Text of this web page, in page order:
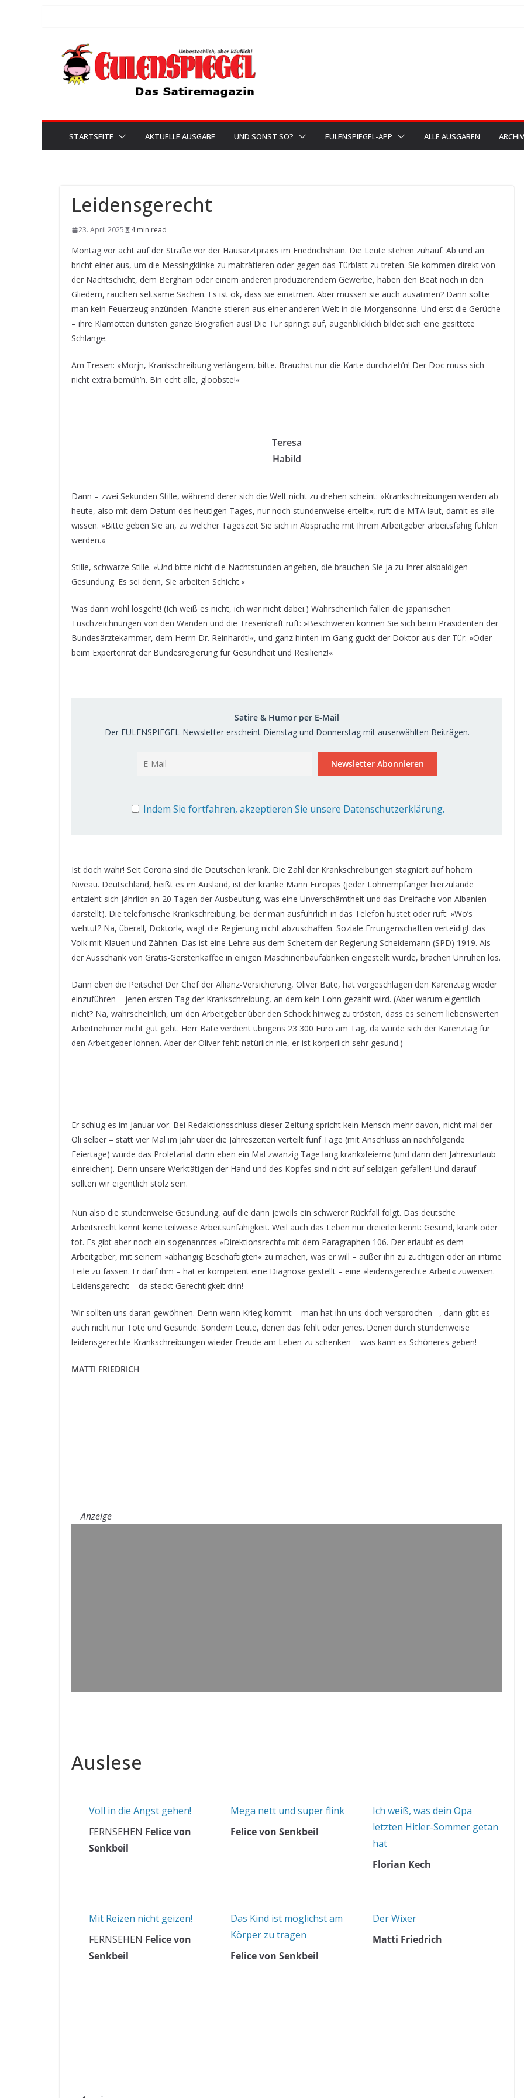
springen
STARTSEITE AKTUELLE AUSGABE UND SONST SO? EULENSPIEGEL-APP ALLE AUSGABEN ARCHIV
Leidensgerecht
23. April 2025 4 min read
Montag vor acht auf der Straße vor der Hausarztpraxis im Friedrichshain. Die Leute stehen zuhauf. Ab und an
bricht einer aus, um die Messingklinke zu malträtieren oder gegen das Türblatt zu treten. Sie kommen direkt von
der Nachtschicht, dem Berghain oder einem anderen produzierendem Gewerbe, haben den Beat noch in den
Gliedern, rauchen seltsame Sachen. Es ist ok, dass sie einatmen. Aber müssen sie auch ausatmen? Dann sollte
man kein Feuerzeug anzünden. Manche stieren aus einer anderen Welt in die Morgensonne. Und erst die Gerüche
– ihre Klamotten dünsten ganze Biografien aus! Die Tür springt auf, augenblicklich bildet sich eine gesittete
Schlange.
Am Tresen: »Morjn, Krankschreibung verlängern, bitte. Brauchst nur die Karte durchzieh’n! Der Doc muss sich
nicht extra bemüh’n. Bin echt alle, gloobste!«
Teresa
Habild
Dann – zwei Sekunden Stille, während derer sich die Welt nicht zu drehen scheint: »Krankschreibungen werden ab
heute, also mit dem Datum des heutigen Tages, nur noch stundenweise erteilt«, ruft die MTA laut, damit es alle
wissen. »Bitte geben Sie an, zu welcher Tageszeit Sie sich in Absprache mit Ihrem Arbeitgeber arbeitsfähig fühlen
werden.«
Stille, schwarze Stille. »Und bitte nicht die Nachtstunden angeben, die brauchen Sie ja zu Ihrer alsbaldigen
Gesundung. Es sei denn, Sie arbeiten Schicht.«
Was dann wohl losgeht! (Ich weiß es nicht, ich war nicht dabei.) Wahrscheinlich fallen die japanischen
Tuschzeichnungen von den Wänden und die Tresenkraft ruft: »Beschweren können Sie sich beim Präsidenten der
Bundesärztekammer, dem Herrn Dr. Reinhardt!«, und ganz hinten im Gang guckt der Doktor aus der Tür: »Oder
beim Expertenrat der Bundesregierung für Gesundheit und Resilienz!«
Satire & Humor per E-Mail
Der EULENSPIEGEL-Newsletter erscheint Dienstag und Donnerstag mit auserwählten Beiträgen.
Indem Sie fortfahren, akzeptieren Sie unsere Datenschutzerklärung.
Ist doch wahr! Seit Corona sind die Deutschen krank. Die Zahl der Krankschreibungen stagniert auf hohem
Niveau. Deutschland, heißt es im Ausland, ist der kranke Mann Europas (jeder Lohnempfänger hierzulande
entzieht sich jährlich an 20 Tagen der Ausbeutung, was eine Unverschämtheit und das Dreifache von Albanien
darstellt). Die telefonische Krankschreibung, bei der man ausführlich in das Telefon hustet oder ruft: »Wo’s
wehtut? Na, überall, Doktor!«, wagt die Regierung nicht abzuschaffen. Soziale Errungenschaften verteidigt das
Volk mit Klauen und Zähnen. Das ist eine Lehre aus dem Scheitern der Regierung Scheidemann (SPD) 1919. Als
der Ausschank von Gratis-Gerstenkaffee in einigen Maschinenbaufabriken eingestellt wurde, brachen Unruhen los.
Dann eben die Peitsche! Der Chef der Allianz-Versicherung, Oliver Bäte, hat vorgeschlagen den Karenztag wieder
einzuführen – jenen ersten Tag der Krankschreibung, an dem kein Lohn gezahlt wird. (Aber warum eigentlich
nicht? Na, wahrscheinlich, um den Arbeitgeber über den Schock hinweg zu trösten, dass es seinem liebenswerten
Arbeitnehmer nicht gut geht. Herr Bäte verdient übrigens 23 300 Euro am Tag, da würde sich der Karenztag für
den Arbeitgeber lohnen. Aber der Oliver fehlt natürlich nie, er ist körperlich sehr gesund.)
Er schlug es im Januar vor. Bei Redaktionsschluss dieser Zeitung spricht kein Mensch mehr davon, nicht mal der
Oli selber – statt vier Mal im Jahr über die Jahreszeiten verteilt fünf Tage (mit Anschluss an nachfolgende
Feiertage) würde das Proletariat dann eben ein Mal zwanzig Tage lang krank»feiern« (und dann den Jahresurlaub
einreichen). Denn unsere Werktätigen der Hand und des Kopfes sind nicht auf selbigen gefallen! Und darauf
sollten wir eigentlich stolz sein.
Nun also die stundenweise Gesundung, auf die dann jeweils ein schwerer Rückfall folgt. Das deutsche
Arbeitsrecht kennt keine teilweise Arbeitsunfähigkeit. Weil auch das Leben nur dreierlei kennt: Gesund, krank oder
tot. Es gibt aber noch ein sogenanntes »Direktionsrecht« mit dem Paragraphen 106. Der erlaubt es dem
Arbeitgeber, mit seinem »abhängig Beschäftigten« zu machen, was er will – außer ihn zu züchtigen oder an intime
Teile zu fassen. Er darf ihm – hat er kompetent eine Diagnose gestellt – eine »leidensgerechte Arbeit« zuweisen.
Leidensgerecht – da steckt Gerechtigkeit drin!
Wir sollten uns daran gewöhnen. Denn wenn Krieg kommt – man hat ihn uns doch versprochen –, dann gibt es
auch nicht nur Tote und Gesunde. Sondern Leute, denen das fehlt oder jenes. Denen durch stundenweise
leidensgerechte Krankschreibungen wieder Freude am Leben zu schenken – was kann es Schöneres geben!
MATTI FRIEDRICH
Anzeige
Auslese
Voll in die Angst gehen!
FERNSEHEN Felice von
Senkbeil
Mega nett und super flink
Felice von Senkbeil
Ich weiß, was dein Opa
letzten Hitler-Sommer getan
hat
Florian Kech
Mit Reizen nicht geizen!
FERNSEHEN Felice von
Senkbeil
Das Kind ist möglichst am
Körper zu tragen
Felice von Senkbeil
Der Wixer
Matti Friedrich